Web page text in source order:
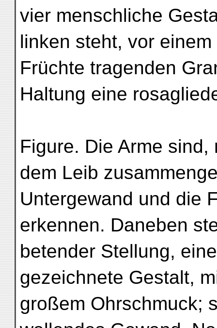
vier menschliche
linken steht, vor
Früchte tragenden
Haltung eine
Figure. Die Arme
dem Leib
Untergewand und die
erkennen. Daneben
betender Stellung,
gezeichnete Gestalt,
großem Ohrschmuck;